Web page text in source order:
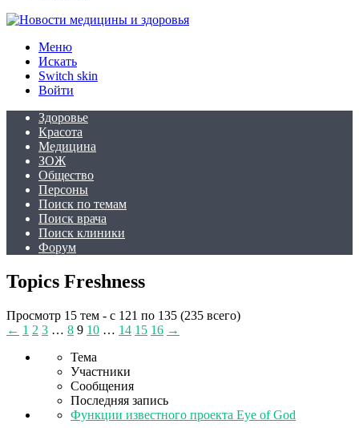
Меню
Искать
Switch skin
Войти
Здоровье
Красота
Медицина
ЗОЖ
Общество
Персоны
Поиск по темам
Поиск врача
Поиск клиники
Форум
Topics Freshness
Просмотр 15 тем - с 121 по 135 (235 всего)
← 1 2 3 … 8 9 10 … 14 15 16 →
Тема
Участники
Сообщения
Последняя запись
Функции известного проекта Eye of God